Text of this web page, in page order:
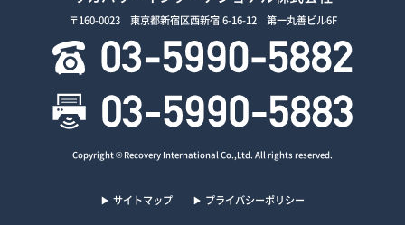
〒160-0023 東京都新宿区西新宿 6-16-12 第一丸善ビル6F
Copyright © Recovery International Co.,Ltd. All rights reserved.
▶ サイトマップ ▶ プライバシーポリシー